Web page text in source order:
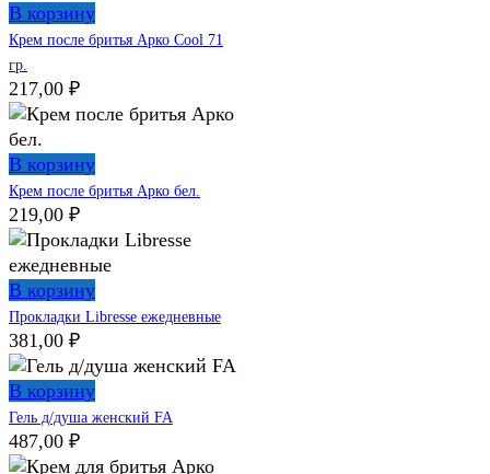
В корзину
Крем после бритья Арко Cool 71
гр.
217,00 ₽
В корзину
Крем после бритья Арко бел.
219,00 ₽
В корзину
Прокладки Libresse ежедневные
381,00 ₽
В корзину
Гель д/душа женский FA
487,00 ₽